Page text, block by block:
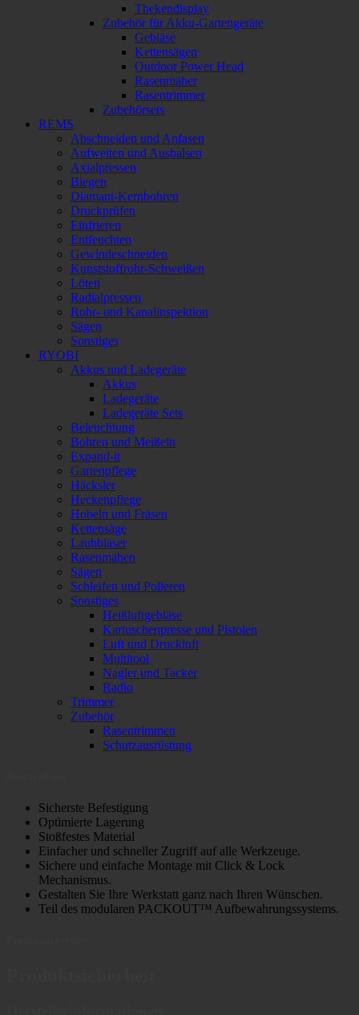
Thekendisplay
Zubehör für Akku-Gartengeräte
Gebläse
Kettensägen
Outdoor Power Head
Rasenmäher
Rasentrimmer
Zubehörsets
REMS
Abschneiden und Anfasen
Aufweiten und Aushalsen
Axialpressen
Biegen
Diamant-Kernbohren
Druckprüfen
Einfrieren
Entfeuchten
Gewindeschneiden
Kunststoffrohr-Schweißen
Löten
Radialpressen
Rohr- und Kanalinspektion
Sägen
Sonstiges
RYOBI
Akkus und Ladegeräte
Akkus
Ladegeräte
Ladegeräte Sets
Beleuchtung
Bohren und Meißeln
Expand-it
Gartenpflege
Häcksler
Heckenpflege
Hobeln und Fräsen
Kettensäge
Laubbläser
Rasenmähen
Sägen
Schleifen und Polieren
Sonstiges
Heißluftgebläse
Kartuschenpresse und Pistolen
Luft und Druckluft
Multitool
Nagler und Tacker
Radio
Trimmer
Zubehör
Rasentrimmen
Schutzausrüstung
Sicherste Befestigung
Optimierte Lagerung
Stoßfestes Material
Einfacher und schneller Zugriff auf alle Werkzeuge.
Sichere und einfache Montage mit Click & Lock
Mechanismus.
Gestalten Sie Ihre Werkstatt ganz nach Ihren Wünschen.
Teil des modularen PACKOUT™ Aufbewahrungssystems.